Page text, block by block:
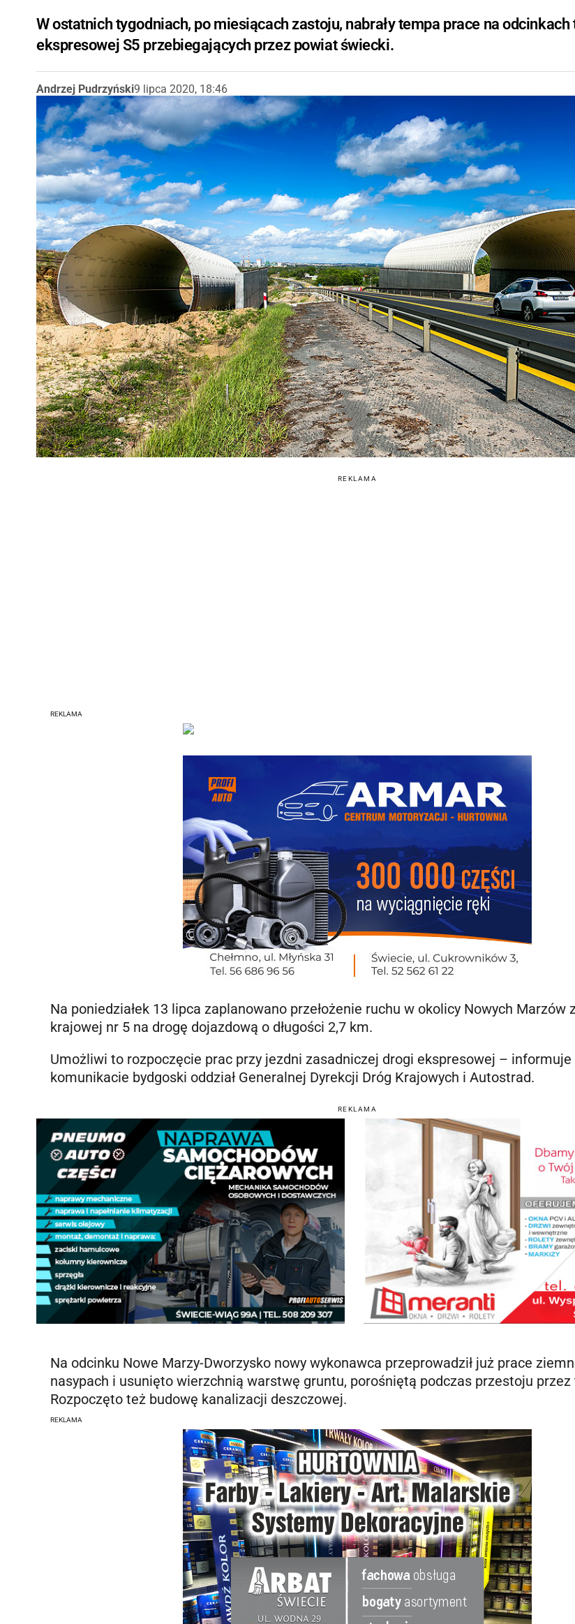
W ostatnich tygodniach, po miesiącach zastoju, nabrały tempa prace na odcinkach
ekspresowej S5 przebiegających przez powiat świecki.
Andrzej Pudrzyński9 lipca 2020, 18:46
REKLAMA
REKLAMA
Na poniedziałek 13 lipca zaplanowano przełożenie ruchu w okolicy Nowych Marzów
krajowej nr 5 na drogę dojazdową o długości 2,7 km.
Umożliwi to rozpoczęcie prac przy jezdni zasadniczej drogi ekspresowej – informuje
komunikacie bydgoski oddział Generalnej Dyrekcji Dróg Krajowych i Autostrad.
REKLAMA
Na odcinku Nowe Marzy-Dworzysko nowy wykonawca przeprowadził już prace
nasypach i usunięto wierzchnią warstwę gruntu, porośniętą podczas przestoju
Rozpoczęto też budowę kanalizacji deszczowej.
REKLAMA